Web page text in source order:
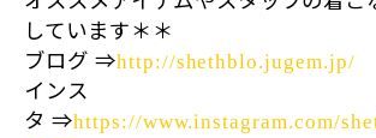
しています＊＊
ブログ ⇒http://shethblo.jugem.jp/
インス
タ ⇒https://www.instagram.com/